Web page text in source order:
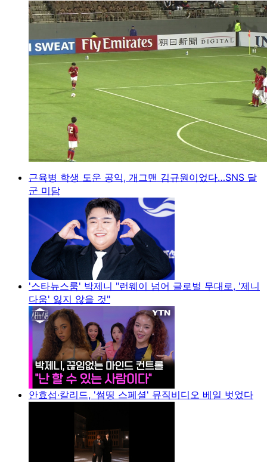
근육병 학생 도운 공익, 개그맨 김규원이었다…SNS 달
군 미담
'스타뉴스룸' 박제니 "런웨이 넘어 글로벌 무대로, '제니
다움' 잃지 않을 것"
안효섭·칼리드, '썸띵 스페셜' 뮤직비디오 베일 벗었다